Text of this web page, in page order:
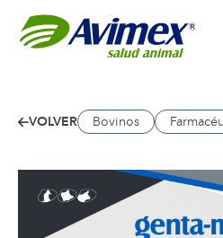
VOLVER Bovinos